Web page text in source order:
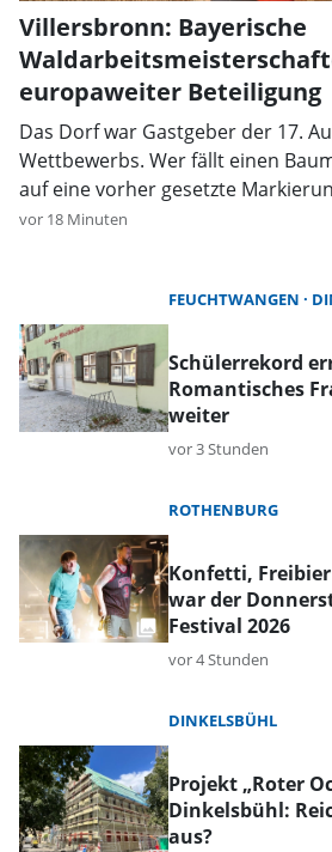
Villersbronn: Bayerische
europaweiter Beteiligung
Das Dorf war Gastgeber der 17.
Wettbewerbs. Wer fällt einen
auf eine vorher gesetzte
vor 18 Minuten
FEUCHTWANGEN
Schülerrekord
Romantisches
weiter
vor 3 Stunden
ROTHENBURG
Konfetti,
war der
Festival 2026
vor 4 Stunden
DINKELSBÜHL
Projekt „Roter
Dinkelsbühl:
aus?